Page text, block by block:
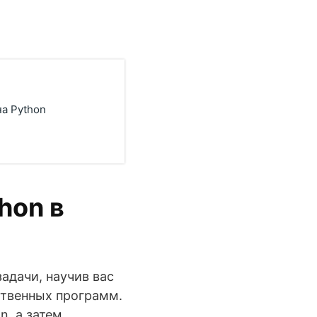
Python
в
научив вас
программ.